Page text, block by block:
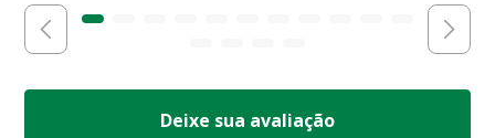
Deixe sua avaliação